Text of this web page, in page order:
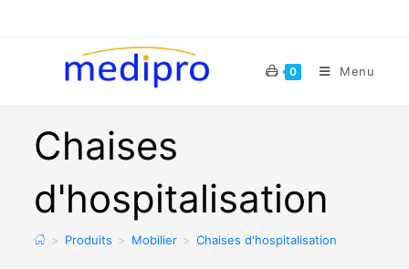
0 Menu
Chaises
d'hospitalisation
> Produits > Mobilier > Chaises d'hospitalisation